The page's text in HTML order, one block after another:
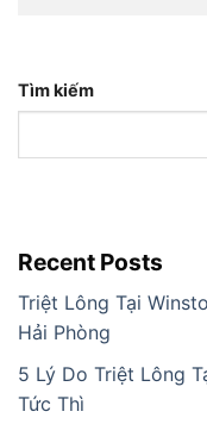
Tìm kiếm
Recent Posts
Triệt Lông Tại
Hải Phòng
5 Lý Do Triệt Lông
Tức Thì